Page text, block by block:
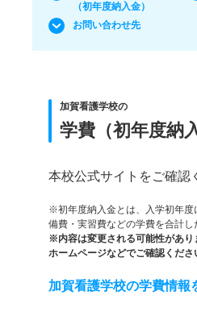
（初年度納入金）
お問い合わせ先
加賀看護学校の
学費（初年度納
本校公式サイトをご確認
※初年度納入金とは、入学初年度
備費・実習費などの学費を合計し
※内容は変更される可能性があ
ホームページなどでご確認くださ
加賀看護学校の学費情報